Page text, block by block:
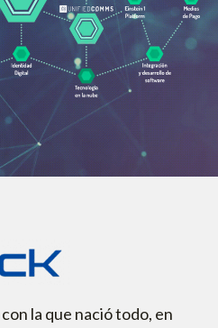
la que nació todo, en